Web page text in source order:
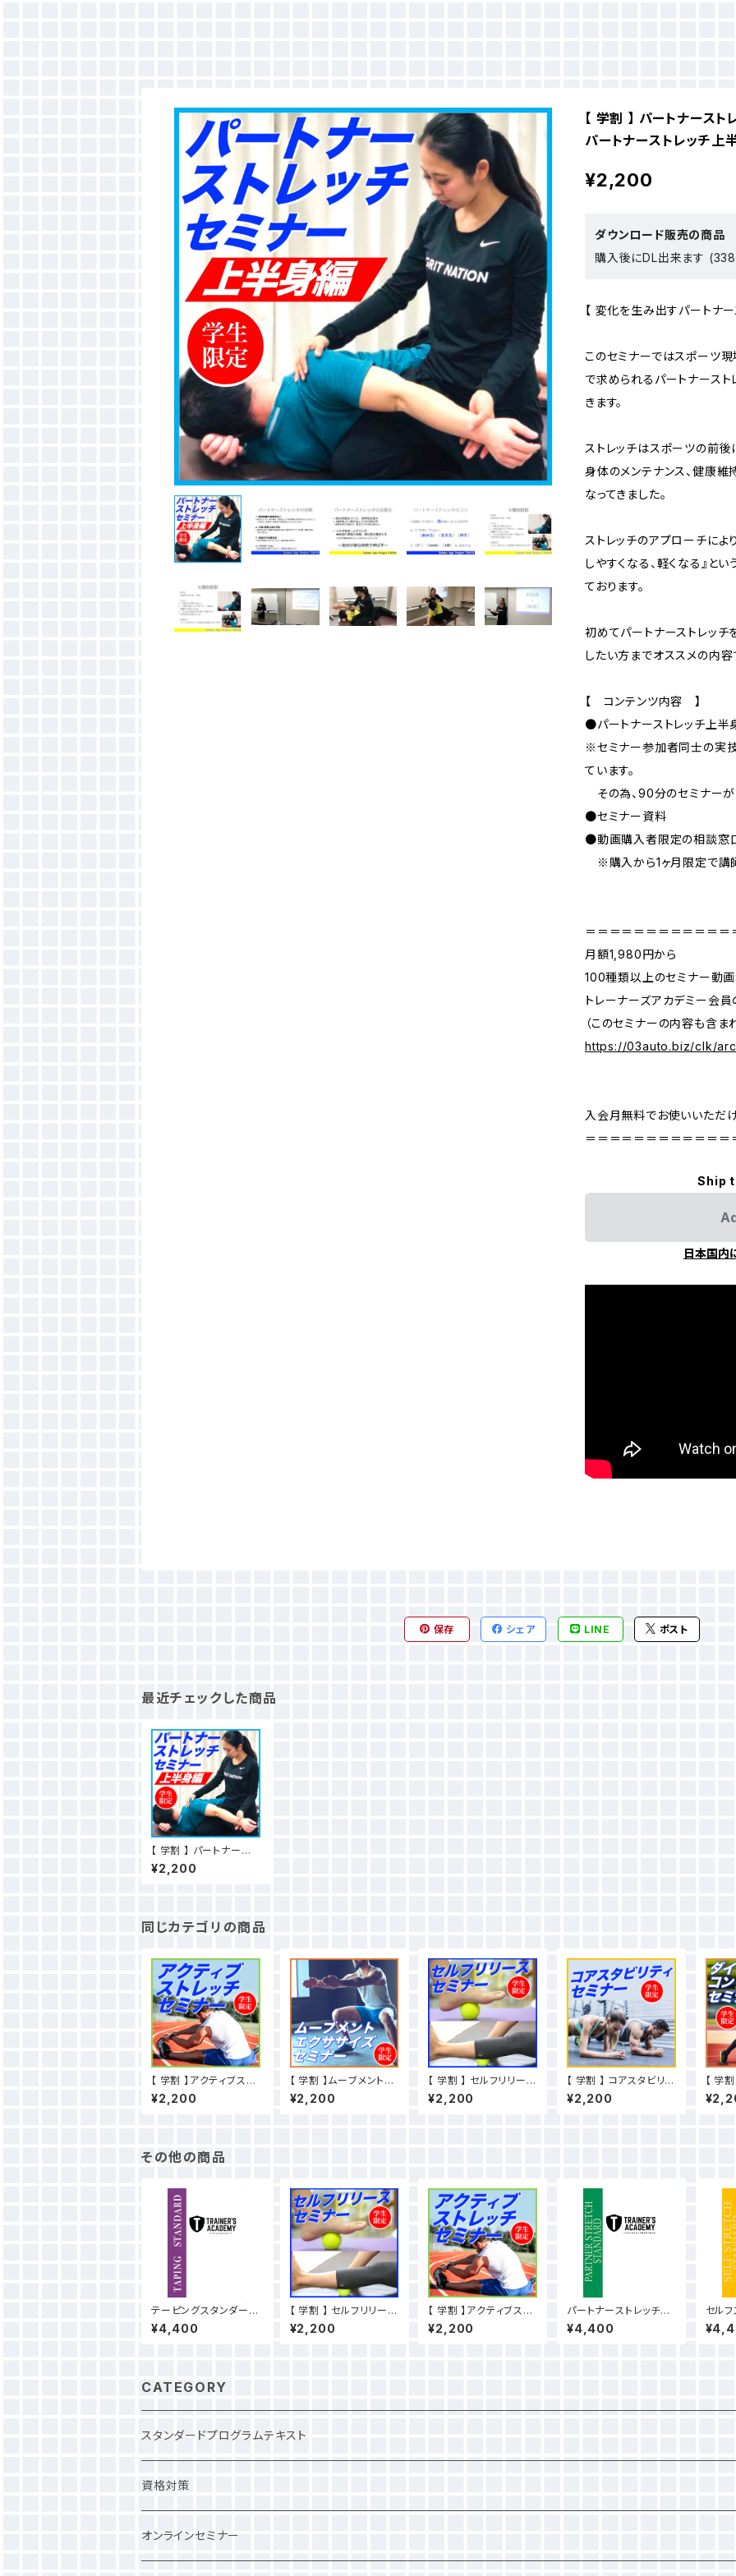
【 学割 】 パートナース
パートナーストレッチ上
¥2,200
ダウンロード販売の商品
購入後にDL出来ます
【 変化を生み出すパートナ
このセミナーではスポーツ現
で求められるパートナース
きます。
ストレッチはスポーツの前
身体のメンテナンス、健康
なってきました。
ストレッチのアプローチに
しやすくなる、軽くなる』と
ております。
初めてパートナーストレッ
したい方までオススメの内容
【 コンテンツ内容 】
●パートナーストレッチ上
※セミナー参加者同士の実
ています。
その為、90分のセミナーが
●セミナー資料
●動画購入者限定の相談窓
※購入から1ヶ月限定で講
＝＝＝＝＝＝＝＝＝＝＝＝
月額1,980円から
100種類以上のセミナー動
トレーナーズアカデミー会員
（このセミナーの内容も含ま
https://03auto.biz/clk/
入会月無料でお使いいただけ
＝＝＝＝＝＝＝＝＝＝＝＝
Ship
日本国内
保存 シェア LINE ポスト
最近チェックした商品
【 学割 】 パートナースト
レッチ上半身編セミナー
¥2,200
同じカテゴリの商品
【 学割 】アクティブスト
レッチセミナー
¥2,200
【 学割 】ムーブメントエ
クササイズセミナー
¥2,200
【 学割 】 セルフリリース
セミナー
¥2,200
【 学割 】 コアスタビリテ
ィセミナー
¥2,200
【 学
ント
その他の商品
テーピングスタンダード
テキスト（見本動画付）
¥4,400
【 学割 】 セルフリリース
セミナー
¥2,200
【 学割 】アクティブスト
レッチセミナー
¥2,200
パートナーストレッチス
タンダードテキスト（見
本動画付）
¥4,400
セル
ダー
画付）
CATEGORY
スタンダードプログラムテキスト
資格対策
NSCA
オンラインセミナー